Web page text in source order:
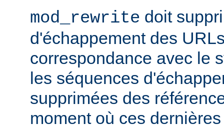
mod_rewrite doit
d'échappement des
correspondance avec le
les séquences
supprimées des
moment où ces